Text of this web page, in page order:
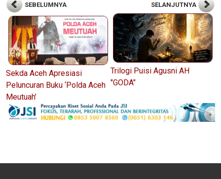
SEBELUMNYA
Sekda Aceh Apresiasi
Peluncuran Buku ‘Polda Aceh
Meutuah’
SELANJUTNYA
Trilogi Puisi Agusni AH
"GODA"